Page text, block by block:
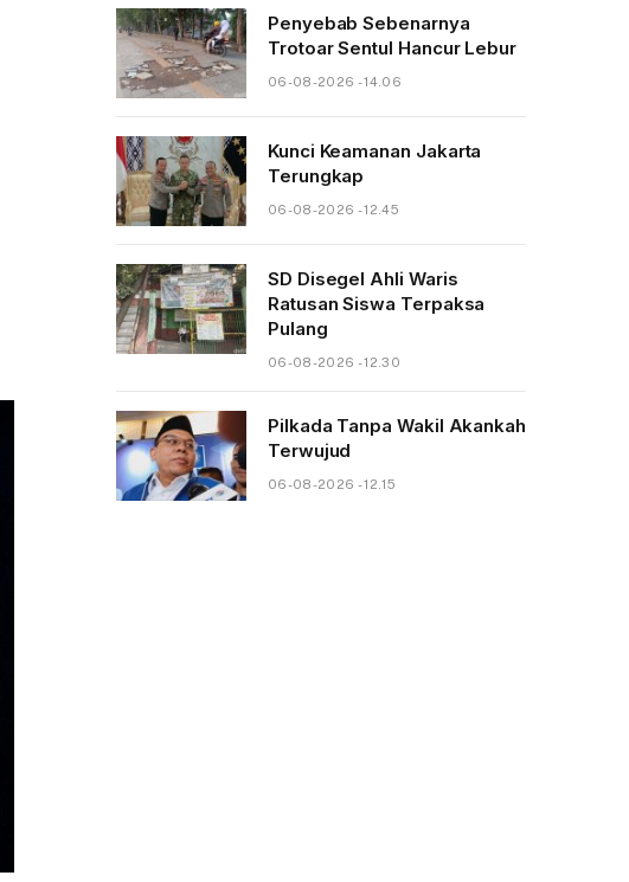
Penyebab Sebenarnya
Trotoar Sentul Hancur Lebur
06-08-2026 - 14.06
Kunci Keamanan Jakarta
Terungkap
06-08-2026 - 12.45
SD Disegel Ahli Waris
Ratusan Siswa Terpaksa
Pulang
06-08-2026 - 12.30
Pilkada Tanpa Wakil Akankah
Terwujud
06-08-2026 - 12.15